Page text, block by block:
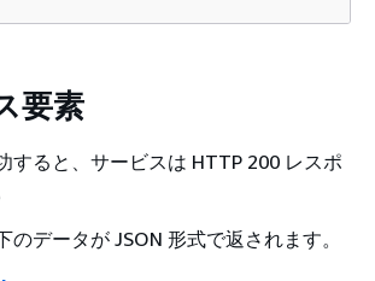
要素
すると、サービスは HTTP 200 レスポ
のデータが JSON 形式で返されます。